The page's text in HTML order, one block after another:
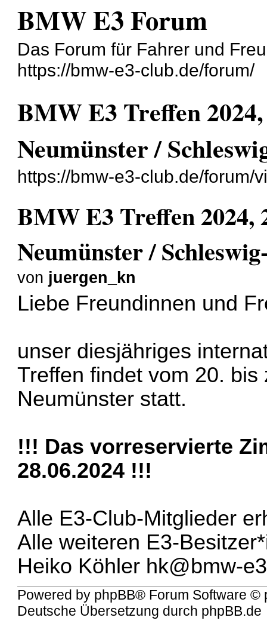
BMW E3 Forum
Das Forum für Fahrer und
https://bmw-e3-club.de/forum/
BMW E3 Treffen 2024,
Neumünster /
https://bmw-e3-club.de/forum/
BMW E3 Treffen 2024,
Neumünster /
von juergen_kn
Liebe Freundinnen und
unser diesjähriges
Treffen findet vom 20.
Neumünster statt.
!!! Das vorreservierte
28.06.2024 !!!
Alle E3-Club-Mitglieder
Alle weiteren E3-
Heiko Köhler hk@bmw-
Powered by phpBB® Forum Software ©
Deutsche Übersetzung durch phpBB.de